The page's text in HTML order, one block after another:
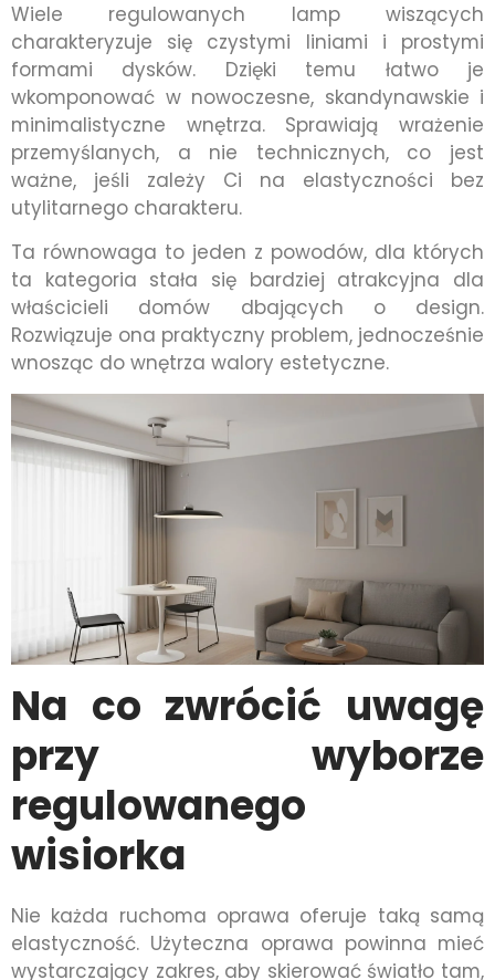
Wiele regulowanych lamp wiszących
charakteryzuje się czystymi liniami i prostymi
formami dysków. Dzięki temu łatwo je
wkomponować w nowoczesne, skandynawskie i
minimalistyczne wnętrza. Sprawiają wrażenie
przemyślanych, a nie technicznych, co jest
ważne, jeśli zależy Ci na elastyczności bez
utylitarnego charakteru.
Ta równowaga to jeden z powodów, dla których
ta kategoria stała się bardziej atrakcyjna dla
właścicieli domów dbających o design.
Rozwiązuje ona praktyczny problem, jednocześnie
wnosząc do wnętrza walory estetyczne.
Na co zwrócić uwagę
przy wyborze
regulowanego
wisiorka
Nie każda ruchoma oprawa oferuje taką samą
elastyczność. Użyteczna oprawa powinna mieć
wystarczający zakres, aby skierować światło tam,